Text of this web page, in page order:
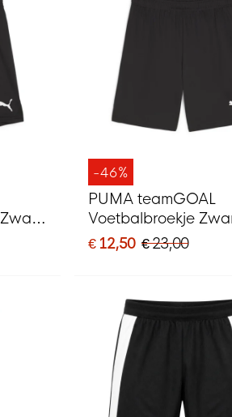
-46%
PUMA teamGOAL
Voetbalbroekje
€ 12,50 € 23,00